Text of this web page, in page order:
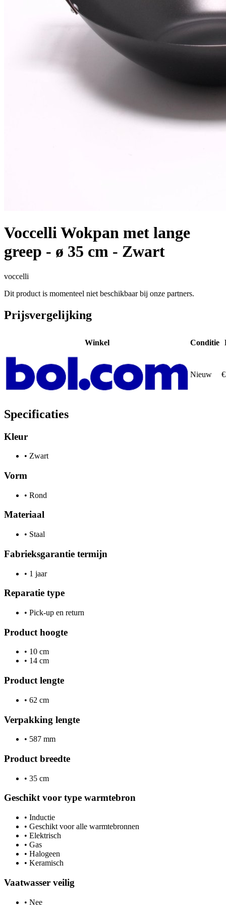
Voccelli Wokpan met lange
greep - ø 35 cm - Zwart
voccelli
Dit product is momenteel niet beschikbaar bij onze partners.
Prijsvergelijking
Winkel Conditie
Nieuw
Specificaties
Kleur
• Zwart
Vorm
• Rond
Materiaal
• Staal
Fabrieksgarantie termijn
• 1 jaar
Reparatie type
• Pick-up en return
Product hoogte
• 10 cm
• 14 cm
Product lengte
• 62 cm
Verpakking lengte
• 587 mm
Product breedte
• 35 cm
Geschikt voor type warmtebron
• Inductie
• Geschikt voor alle warmtebronnen
• Elektrisch
• Gas
• Halogeen
• Keramisch
Vaatwasser veilig
• Nee